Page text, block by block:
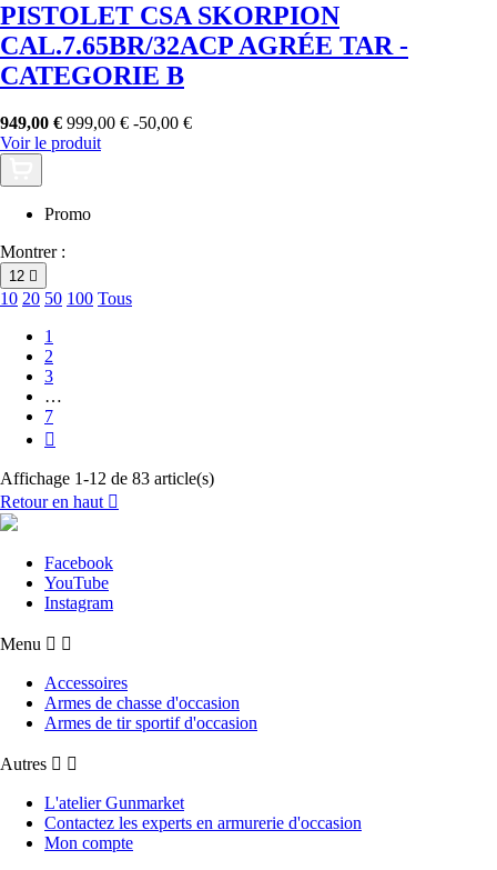
PISTOLET CSA SKORPION
CAL.7.65BR/32ACP AGRÉE TAR -
CATEGORIE B
949,00 € 999,00 € -50,00 €
Voir le produit
Promo
Montrer :
12 
10 20 50 100 Tous
1
2
3
…
7

Affichage 1-12 de 83 article(s)
Retour en haut 
Facebook
YouTube
Instagram
Menu  
Accessoires
Armes de chasse d'occasion
Armes de tir sportif d'occasion
Autres  
L'atelier Gunmarket
Contactez les experts en armurerie d'occasion
Mon compte